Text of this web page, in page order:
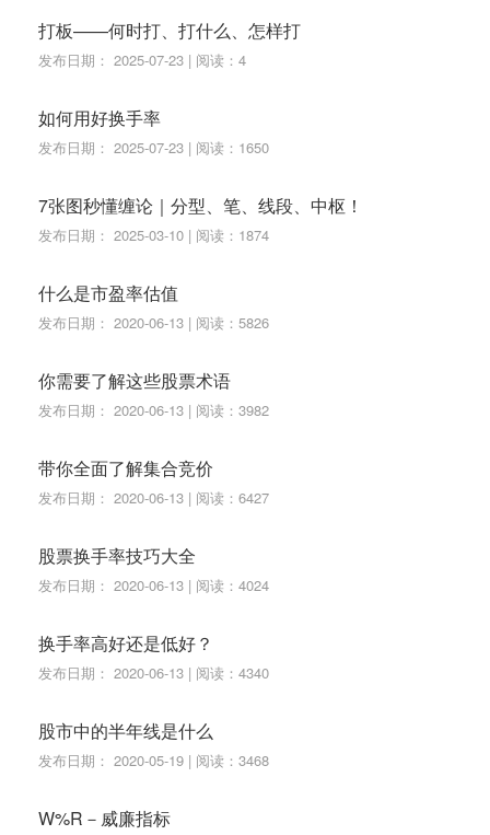
比如以上图为例，一般对比需要看近期换手情况，大部
分时间都是保持在40%-50%的换手率。
而其历史上出现过高换手是57%。
也就是说当股价并没有明显走弱，同时换手率距离历史
但如果某天出现高换手逼近历史记录或者超过的时候，
就得小心了
打板——何时打、打什么、怎样打
发布日期： 2025-07-23 | 阅读：4
如何用好换手率
发布日期： 2025-07-23 | 阅读：1650
7张图秒懂缠论｜分型、笔、线段、中枢！
发布日期： 2025-03-10 | 阅读：1874
什么是市盈率估值
发布日期： 2020-06-13 | 阅读：5826
你需要了解这些股票术语
发布日期： 2020-06-13 | 阅读：3982
带你全面了解集合竞价
发布日期： 2020-06-13 | 阅读：6427
股票换手率技巧大全
发布日期： 2020-06-13 | 阅读：4024
换手率高好还是低好？
发布日期： 2020-06-13 | 阅读：4340
股市中的半年线是什么
发布日期： 2020-05-19 | 阅读：3468
W%R－威廉指标